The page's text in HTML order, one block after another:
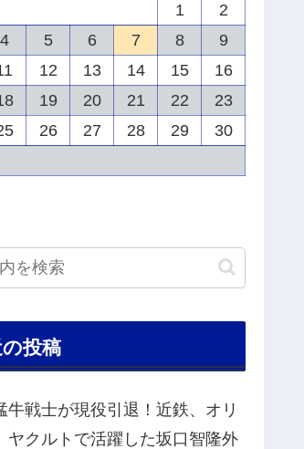
1
2
4 5 6 7 8
9
12 13 14 15
16
19 20 21 22
23
26 27 28 29
30
投稿
牛戦士が現役引退！近鉄、オリ
ヤクルトで活躍した坂口智隆外